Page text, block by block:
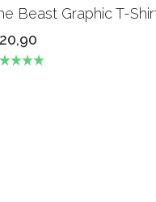
Beast Graphic T-